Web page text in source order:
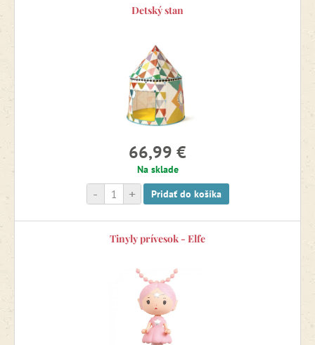
Detský stan
66,99 €
Na sklade
+
- Pridať do košíka
Tinyly prívesok - Elfe